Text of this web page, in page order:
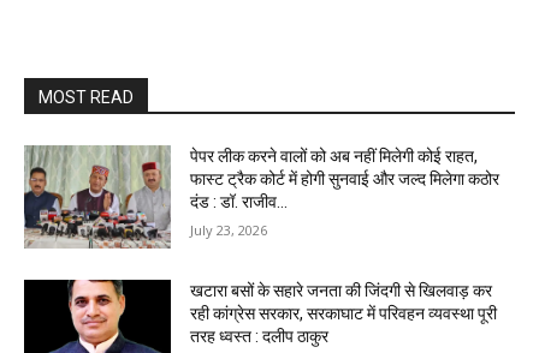
MOST READ
पेपर लीक करने वालों को अब नहीं मिलेगी कोई राहत,
फास्ट ट्रैक कोर्ट में होगी सुनवाई और जल्द मिलेगा कठोर
दंड : डॉ. राजीव...
July 23, 2026
खटारा बसों के सहारे जनता की जिंदगी से खिलवाड़ कर
रही कांग्रेस सरकार, सरकाघाट में परिवहन व्यवस्था पूरी
तरह ध्वस्त : दलीप ठाकुर